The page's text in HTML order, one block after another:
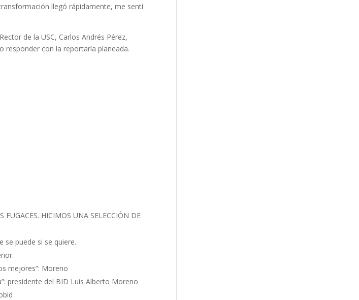
llegó rápidamente, me sentí
de la USC, Carlos Andrés Pérez,
responder con la reportaría planeada.
FUGACES. HICIMOS UNA SELECCIÓN DE
se puede si se quiere.
mejores”: Moreno
presidente del BID Luis Alberto Moreno